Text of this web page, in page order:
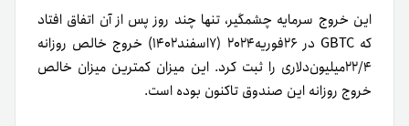
این خروج‌ سرمایه چشمگیر، تنها چند روز پس از آن اتفاق افتاد
که GBTC در ۲۶‌فوریه۲۰۲۴ (۷اسفند۱۴۰۲) خروج خالص روزانه
۲۲/۴‌میلیون‌دلاری را ثبت کرد. این میزان کمترین میزان خالص
خروج روزانه این صندوق تا‌کنون بوده است.